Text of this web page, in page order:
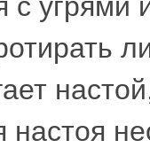
настоя